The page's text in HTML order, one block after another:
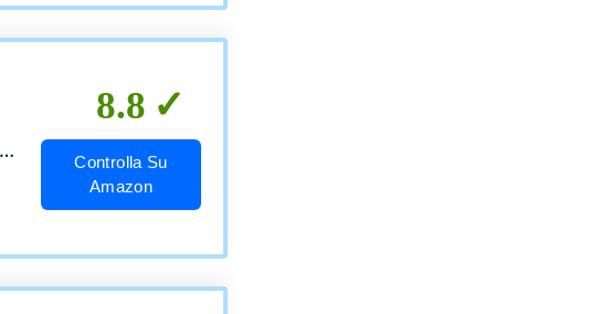
8.8
Controlla Su
Amazon